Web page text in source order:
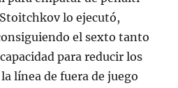
lo ejecutó,
el sexto tanto
para reducir los
línea de fuera de juego